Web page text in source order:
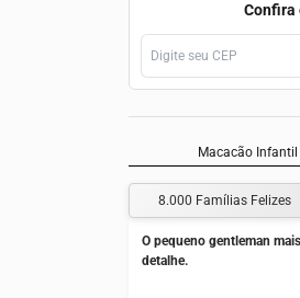
Confira
Macacão
8.000 Famílias Felizes
O pequeno gentleman
detalhe.